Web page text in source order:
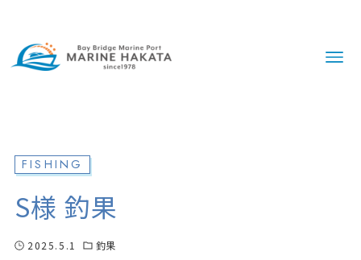
FISHING
S様 釣果
2025.5.1 釣果